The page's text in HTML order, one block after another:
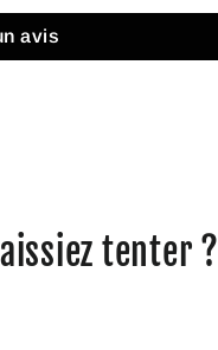
avis
tenter ?